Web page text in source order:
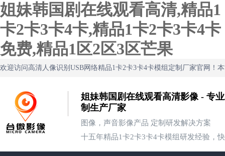
姐妹韩国剧在线观看高清,精品1
卡2卡3卡4卡,精品1卡2卡3卡4卡
免费,精品1区2区3区芒果
欢迎访问高清人像识别USB网络精品1卡2卡3卡4卡模组定制厂家官网！
姐妹韩国剧在线观看高清影像 - 专
制生产厂家
图像，声音影像产品 定制研发解决方案
十五年精品1卡2卡3卡4卡模组研发经验，快速